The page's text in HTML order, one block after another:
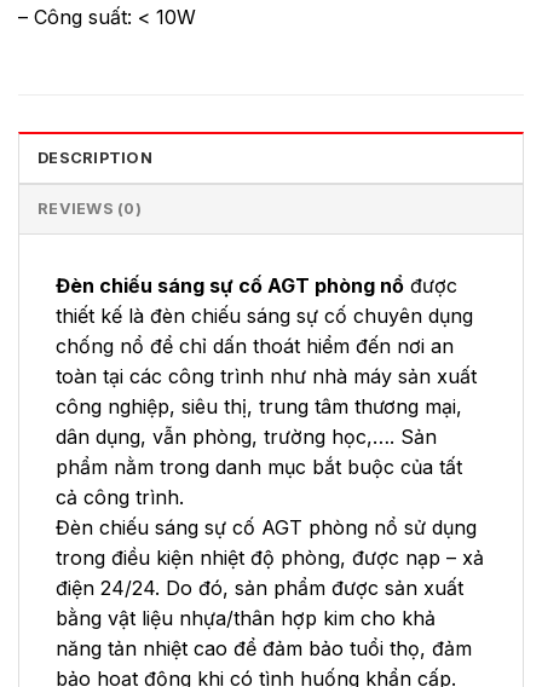
– Công suất: < 10W
DESCRIPTION
REVIEWS (0)
Đèn chiếu sáng sự cố AGT phòng nổ được
thiết kế là đèn chiếu sáng sự cố chuyên dụng
chống nổ để chỉ dấn thoát hiểm đến nơi an
toàn tại các công trình như nhà máy sản xuất
công nghiệp, siêu thị, trung tâm thương mại,
dân dụng, vẫn phòng, trường học,…. Sản
phẩm nằm trong danh mục bắt buộc của tất
cả công trình.
Đèn chiếu sáng sự cố AGT phòng nổ sử dụng
trong điều kiện nhiệt độ phòng, được nạp – xả
điện 24/24. Do đó, sản phẩm được sản xuất
bằng vật liệu nhựa/thân hợp kim cho khả
năng tản nhiệt cao để đảm bảo tuổi thọ, đảm
bảo hoạt động khi có tình huống khẩn cấp.